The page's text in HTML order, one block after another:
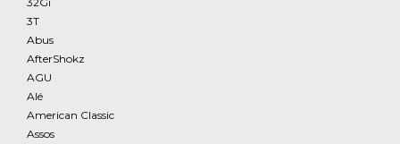
3T
Abus
AfterShokz
AGU
Alé
American Classic
Assos